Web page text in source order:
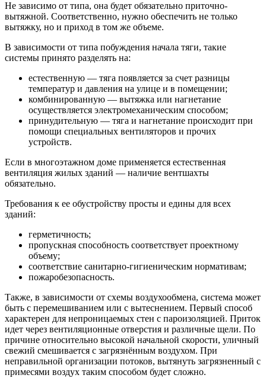
Не зависимо от типа, она будет обязательно приточно-
вытяжной. Соответственно, нужно обеспечить не только
вытяжку, но и приход в том же объеме.
В зависимости от типа побуждения начала тяги, такие
системы принято разделять на:
естественную — тяга появляется за счет разницы
температур и давления на улице и в помещении;
комбинированную — вытяжка или нагнетание
осуществляется электромеханическим способом;
принудительную — тяга и нагнетание происходит при
помощи специальных вентиляторов и прочих
устройств.
Если в многоэтажном доме применяется естественная
вентиляция жилых зданий — наличие вентшахты
обязательно.
Требования к ее обустройству просты и едины для всех
зданий:
герметичность;
пропускная способность соответствует проектному
объему;
соответствие санитарно-гигиеническим нормативам;
пожаробезопасность.
Также, в зависимости от схемы воздухообмена, система может
быть с перемешиванием или с вытеснением. Первый способ
характерен для непроницаемых стен с пароизоляцией. Приток
идет через вентиляционные отверстия и различные щели. По
причине относительно высокой начальной скорости, уличный
свежий смешивается с загрязнённым воздухом. При
неправильной организации потоков, вытянуть загрязненный с
примесями воздух таким способом будет сложно.